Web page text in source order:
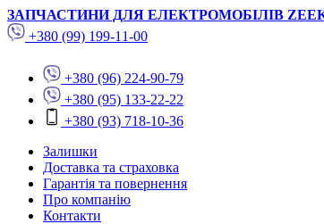
ЗАПЧАСТИНИ ДЛЯ ЕЛЕКТРОМОБІЛІВ
+380 (99) 199-11-00
+380 (96) 224-90-79
+380 (95) 133-22-22
+380 (93) 718-10-36
Залишки
Доставка та страховка
Гарантія та повернення
Про компанію
Контакти